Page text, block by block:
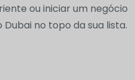
ou iniciar um negócio
no topo da sua lista.